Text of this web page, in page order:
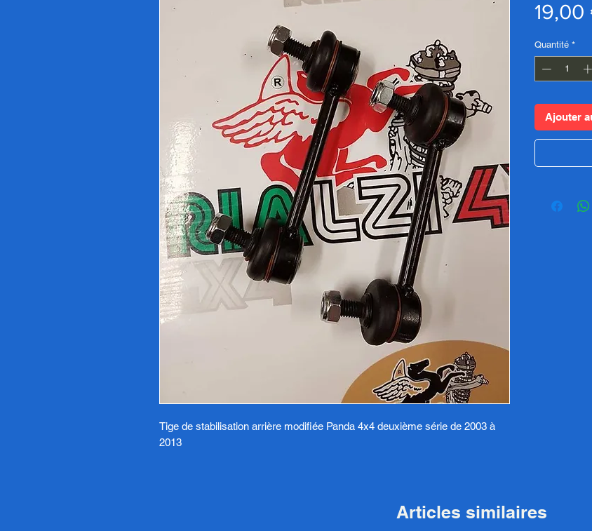
Tige de stabilisation arrière modifiée Panda 4x4 deuxième série de 2003 à
2013
19,00
Quantité *
Ajouter
Articles similaires